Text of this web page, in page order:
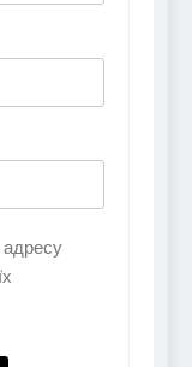
адресу